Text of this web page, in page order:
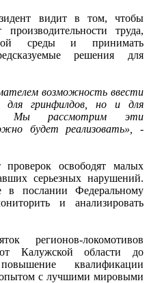
видит в том, чтобы
труда,
среды и принимать
решения для
возможность ввести
для гринфилдов, но и для
Мы рассмотрим эти
будет реализовать», -
освободят малых
серьезных нарушений.
в послании Федеральному
и анализировать
регионов-локомотивов
от Калужской области до
квалификации
опытом с лучшими мировыми